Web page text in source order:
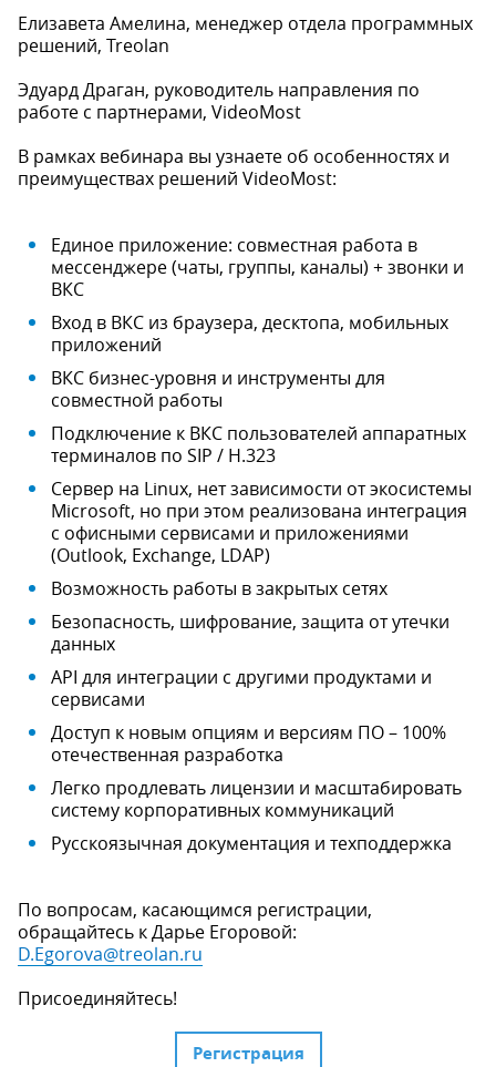
Елизавета Амелина, менеджер отдела программных
решений, Treolan
Эдуард Драган, руководитель направления по
работе с партнерами, VideoMost
В рамках вебинара вы узнаете об особенностях и
преимуществах решений VideoMost:
Единое приложение: совместная работа в
мессенджере (чаты, группы, каналы) + звонки и
ВКС
Вход в ВКС из браузера, десктопа, мобильных
приложений
ВКС бизнес-уровня и инструменты для
совместной работы
Подключение к ВКС пользователей аппаратных
терминалов по SIP / H.323
Сервер на Linux, нет зависимости от экосистемы
Microsoft, но при этом реализована интеграция
с офисными сервисами и приложениями
(Outlook, Exchange, LDAP)
Возможность работы в закрытых сетях
Безопасность, шифрование, защита от утечки
данных
API для интеграции c другими продуктами и
сервисами
Доступ к новым опциям и версиям ПО – 100%
отечественная разработка
Легко продлевать лицензии и масштабировать
систему корпоративных коммуникаций
Русскоязычная документация и техподдержка
По вопросам, касающимся регистрации,
обращайтесь к Дарье Егоровой:
D.Egorova@treolan.ru
Присоединяйтесь!
Регистрация